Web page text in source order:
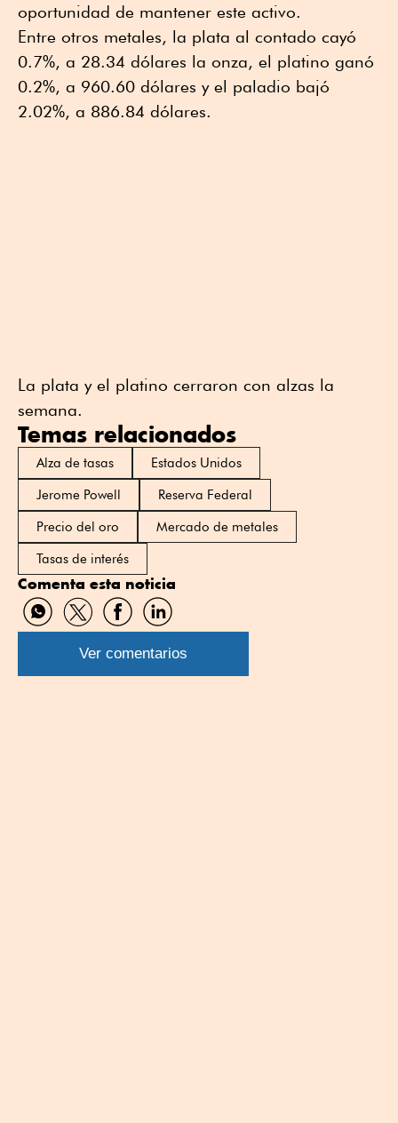
oportunidad de mantener este activo.
Entre otros metales, la plata al contado cayó
0.7%, a 28.34 dólares la onza, el platino ganó
0.2%, a 960.60 dólares y el paladio bajó
2.02%, a 886.84 dólares.
La plata y el platino cerraron con alzas la
semana.
Temas relacionados
Alza de tasas
Estados Unidos
Jerome Powell
Reserva Federal
Precio del oro
Mercado de metales
Tasas de interés
Comenta esta noticia
Compartir
por
WhatsApp
Compartir
por
Twitter
Compartir
por
Facebook
Compartir
por
Linkedin
Ver comentarios